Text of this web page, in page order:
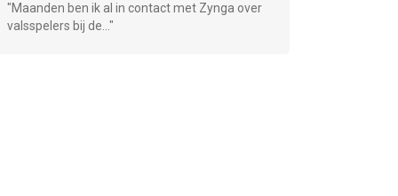
"Maanden ben ik al in contact met Zynga over
valsspelers bij de... "